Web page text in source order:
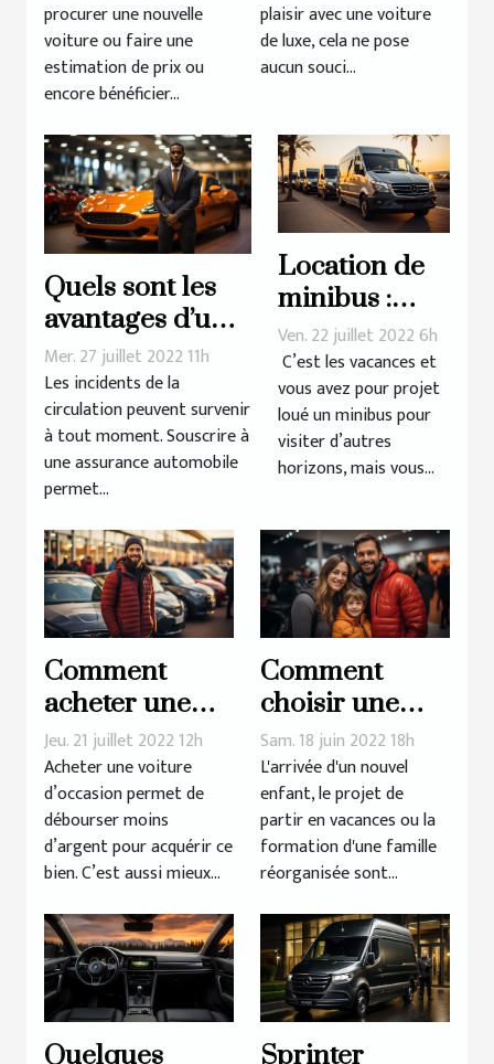
procurer une nouvelle
voiture ou faire une
estimation de prix ou
encore bénéficier...
plaisir avec une voiture
de luxe, cela ne pose
aucun souci...
Quels sont les
avantages d’une
assurance
automobile pour
une location ?
Mer. 27 juillet 2022 11h
Les incidents de la
circulation peuvent survenir
à tout moment. Souscrire à
une assurance automobile
permet...
Location de
minibus :
critères à
prendre en
compte
Ven. 22 juillet 2022 6h
C’est les vacances et
vous avez pour projet
loué un minibus pour
visiter d’autres
horizons, mais vous...
Comment
acheter une
voiture
d’occasion
récente ?
Jeu. 21 juillet 2022 12h
Acheter une voiture
d’occasion permet de
débourser moins
d’argent pour acquérir ce
bien. C’est aussi mieux...
Comment
choisir une
voiture pour la
famille ?
Sam. 18 juin 2022 18h
L'arrivée d'un nouvel
enfant, le projet de
partir en vacances ou la
formation d'une famille
réorganisée sont...
Quelques Sprinter